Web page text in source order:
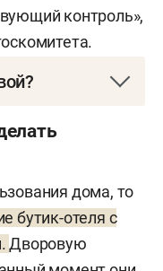
контроль»,
значения,
эклектики по
Особняк
годах. Здание
— каждое
дома, то
бутик-отеля с
Дворовую